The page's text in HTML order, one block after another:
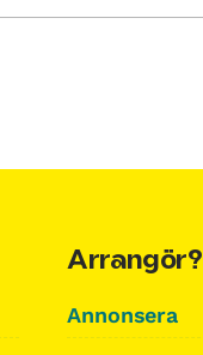
Arrangör?
Annonsera